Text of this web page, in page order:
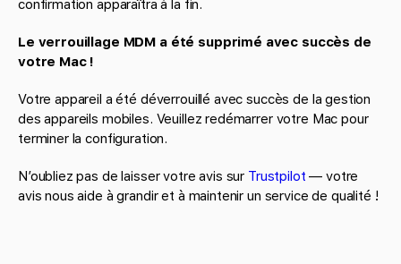
confirmation apparaîtra à la fin.
Le verrouillage MDM a été supprimé avec succès de
votre Mac !
Votre appareil a été déverrouillé avec succès de la gestion
des appareils mobiles. Veuillez redémarrer votre Mac pour
terminer la configuration.
N’oubliez pas de laisser votre avis sur Trustpilot — votre
avis nous aide à grandir et à maintenir un service de qualité !